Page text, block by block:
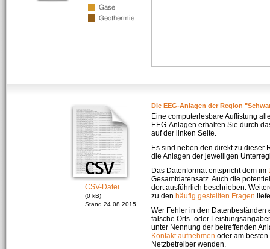
CSV-Datei
(0 kB)
Stand 24.08.2015
Die EEG-Anlagen der Region
Eine computerlesbare Auflistung
EEG-Anlagen erhalten Sie durch
auf der linken Seite.
Es sind neben den direkt zu dieser
die Anlagen der jeweiligen
Das Datenformat entspricht dem im
Gesamtdatensatz. Auch die
dort ausführlich beschrieben.
zu den häufig gestellten Fragen
Wer Fehler in den Datenbeständen
falsche Orts- oder
unter Nennung der betreffenden
Kontakt aufnehmen oder am
Netzbetreiber wenden.